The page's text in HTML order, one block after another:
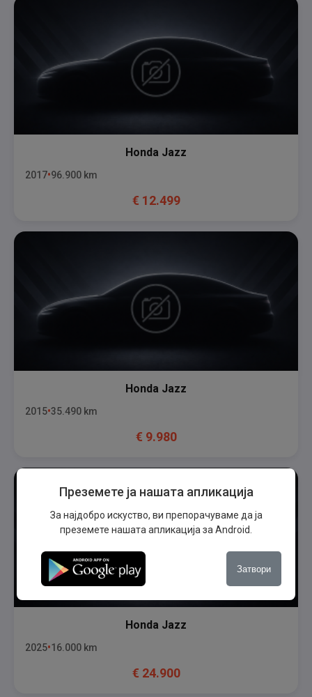
Honda Jazz
2017 96.900 km
€ 12.499
Honda Jazz
2015 35.490 km
€ 9.980
Honda Jazz
2025 16.000 km
€ 24.900
Преземете ја нашата апликација
За најдобро искуство, ви препорачуваме да ја
преземете нашата апликација за Android.
Затвори